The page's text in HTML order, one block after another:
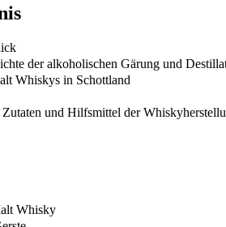
der alkoholischen Gärung und
Whiskys in Schottland
und Hilfsmittel der
Whisky